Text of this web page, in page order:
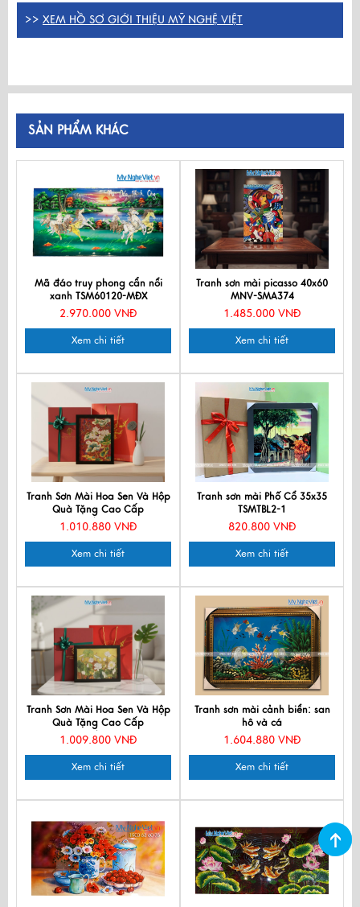
>> XEM HỒ SƠ GIỚI THIỆU MỸ NGHỆ VIỆT
SẢN PHẨM KHÁC
Mã đáo truy phong cẩn nổi
xanh TSM60120-MĐX
2.970.000 VNĐ
Xem chi tiết
Tranh sơn mài picasso 40x60
MNV-SMA374
1.485.000 VNĐ
Xem chi tiết
Tranh Sơn Mài Hoa Sen Và Hộp
Quà Tặng Cao Cấp
TBL34/17K3-17
1.010.880 VNĐ
Xem chi tiết
Tranh sơn mài Phố Cổ 35x35
TSMTBL2-1
820.800 VNĐ
Xem chi tiết
Tranh Sơn Mài Hoa Sen Và Hộp
Quà Tặng Cao Cấp
TBL34/17K3-6
1.009.800 VNĐ
Xem chi tiết
Tranh sơn mài cảnh biển: san
hô và cá
1.604.880 VNĐ
Xem chi tiết